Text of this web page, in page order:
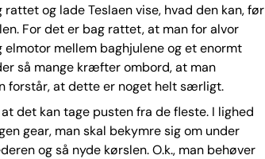
og lade Teslaen vise, hvad den kan, før
For det er bag rattet, at man for alvor
mellem baghjulene og et enormt
så mange kræfter ombord, at man
forstår, at dette er noget helt særligt.
det kan tage pusten fra de fleste. I lighed
gear, man skal bekymre sig om under
og så nyde kørslen. O.k., man behøver